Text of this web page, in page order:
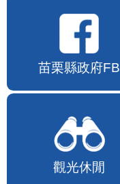
苗栗縣政府FB
觀光休閒